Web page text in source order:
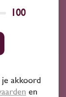
100
akkoord
en